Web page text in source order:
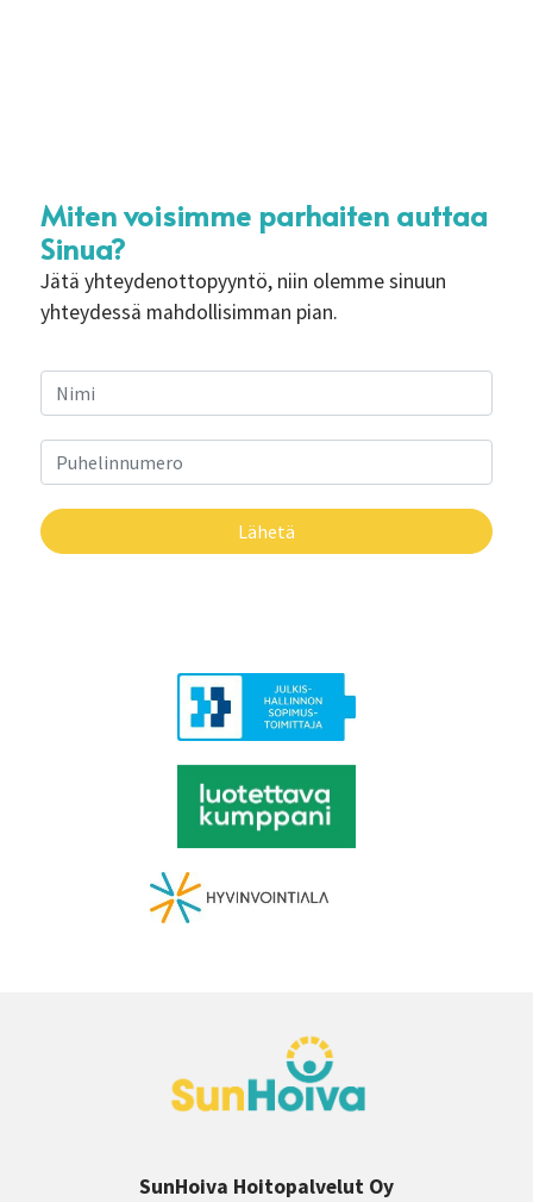
Miten voisimme parhaiten auttaa
Sinua?
Jätä yhteydenottopyyntö, niin olemme sinuun
yhteydessä mahdollisimman pian.
Lähetä
SunHoiva Hoitopalvelut Oy